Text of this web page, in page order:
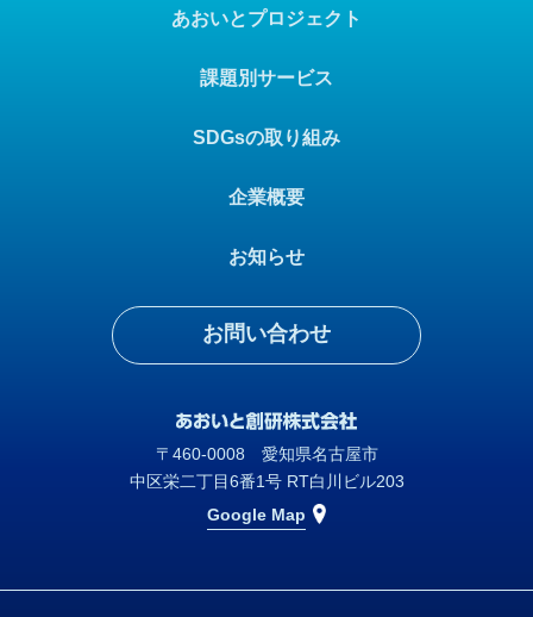
あおいとプロジェクト
SDGsの取り組み
お知らせ
課題別サービス
企業概要
お問い合わせ
〒460-0008 愛知県名古屋市
中区栄二丁目6番1号 RT白川ビル203
Google Map